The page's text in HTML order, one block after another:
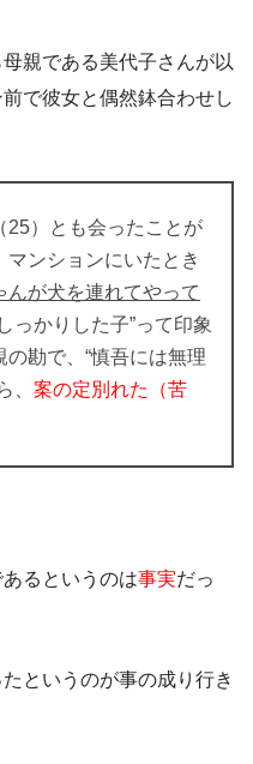
親である美代子さんが以
で彼女と偶然鉢合わせし
25）とも会ったことが
ンションにいたとき
んが犬を連れてやって
っかりした子”って印象
勘で、“慎吾には無理
、 案の定別れた（苦
あるというのは事実だっ
というのが事の成り行き